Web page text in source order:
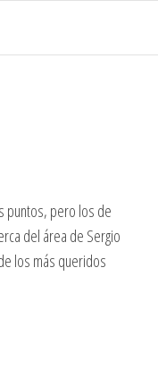
puntos, pero los de
del área de Sergio
los más queridos